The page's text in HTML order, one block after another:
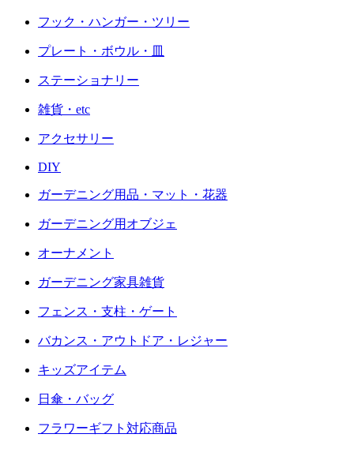
フック・ハンガー・ツリー
プレート・ボウル・皿
ステーショナリー
雑貨・etc
アクセサリー
DIY
ガーデニング用品・マット・花器
ガーデニング用オブジェ
オーナメント
ガーデニング家具雑貨
フェンス・支柱・ゲート
バカンス・アウトドア・レジャー
キッズアイテム
日傘・バッグ
フラワーギフト対応商品